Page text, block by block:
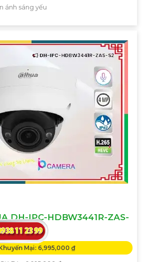
ánh sáng yếu
DH-IPC-HDBW3441R-ZAS-
S2
Mại: 6,995,000 ₫